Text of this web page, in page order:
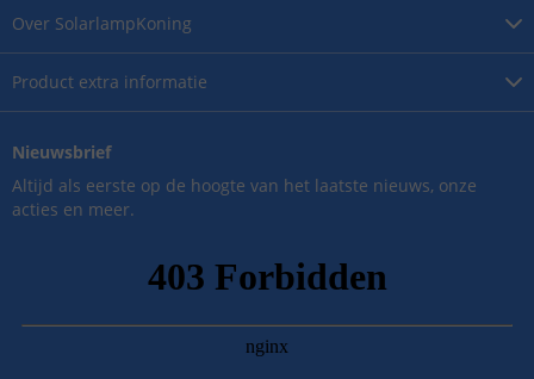
Over SolarlampKoning
Product extra informatie
Nieuwsbrief
Altijd als eerste op de hoogte van het laatste nieuws, onze
acties en meer.